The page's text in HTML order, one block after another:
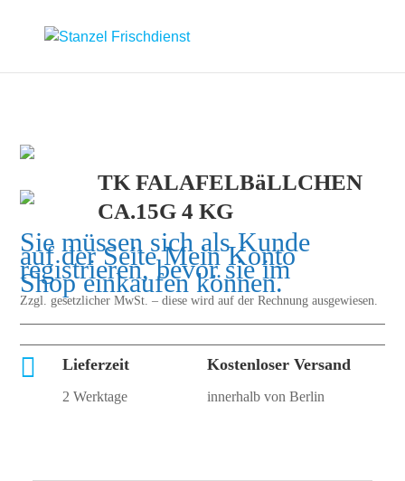
TK FALAFELBäLLCHEN
CA.15G 4 KG
Sie müssen sich als Kunde
auf der SeiteMein Konto
registrieren, bevor sie im
Shop einkaufen können.
Zzgl. gesetzlicher MwSt. – diese wird auf der Rechnung ausgewiesen.
 Lieferzeit
2 Werktage
Kostenloser Versand
innerhalb von Berlin